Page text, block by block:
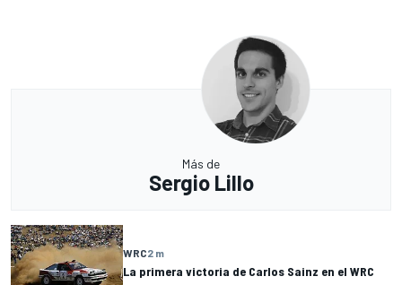
Más de
Sergio Lillo
WRC2 m
La primera victoria de Carlos Sainz en el WRC